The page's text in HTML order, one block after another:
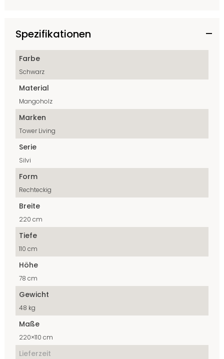
Spezifikationen
Farbe
Schwarz
Material
Mangoholz
Marken
Tower Living
Serie
Silvi
Form
Rechteckig
Breite
220 cm
Tiefe
110 cm
Höhe
78 cm
Gewicht
48 kg
Maße
220×110 cm
Lieferzeit